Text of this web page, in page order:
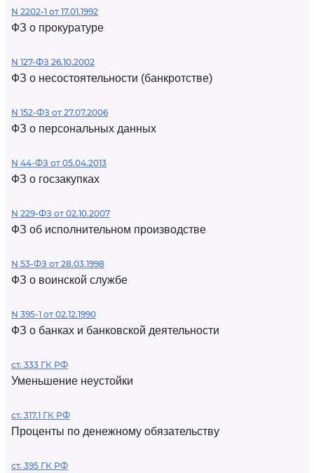
N 2202-1 от 17.01.1992
ФЗ о прокуратуре
N 127-ФЗ 26.10.2002
ФЗ о несостоятельности (банкротстве)
N 152-ФЗ от 27.07.2006
ФЗ о персональных данных
N 44-ФЗ от 05.04.2013
ФЗ о госзакупках
N 229-ФЗ от 02.10.2007
ФЗ об исполнительном производстве
N 53-ФЗ от 28.03.1998
ФЗ о воинской службе
N 395-1 от 02.12.1990
ФЗ о банках и банковской деятельности
ст. 333 ГК РФ
Уменьшение неустойки
ст. 317.1 ГК РФ
Проценты по денежному обязательству
ст. 395 ГК РФ